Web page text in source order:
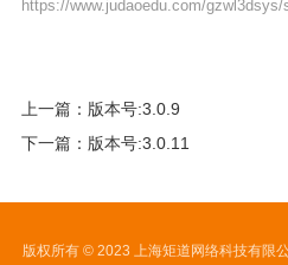
https://www.judaoedu.com/gzwl3dsys/
上一篇：版本号:3.0.9
下一篇：版本号:3.0.11
版权所有 © 2023 上海矩道网络科技有限